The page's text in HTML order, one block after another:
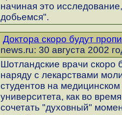
начиная это
добьемся".
Доктора скоро будут
news.ru: 30 августа 2002
Шотландские врачи скоро
наряду с лекарствами
студентов на
университета, как во
сочетать "духовный"